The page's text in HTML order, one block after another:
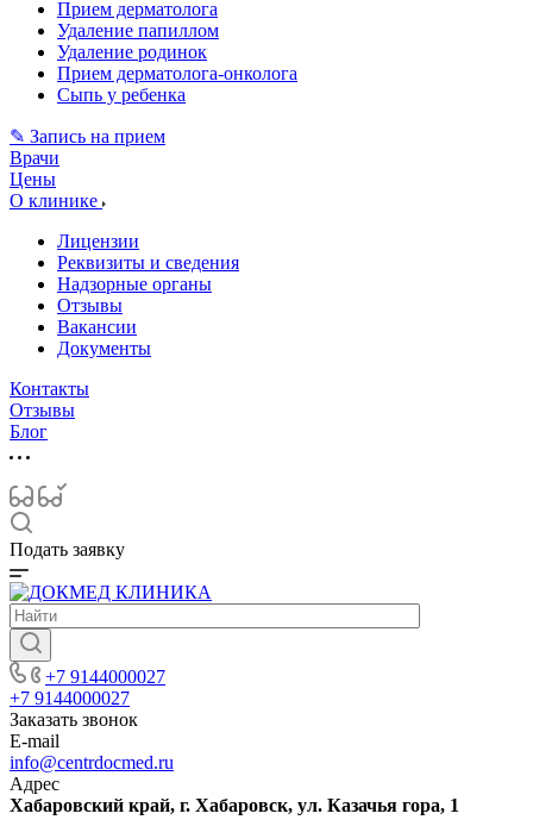
Прием дерматолога
Удаление папиллом
Удаление родинок
Прием дерматолога-онколога
Сыпь у ребенка
✎ Запись на прием
Врачи
Цены
О клинике
Лицензии
Реквизиты и сведения
Надзорные органы
Отзывы
Вакансии
Документы
Контакты
Отзывы
Блог
Подать заявку
+7 9144000027
+7 9144000027
Заказать звонок
E-mail
info@centrdocmed.ru
Адрес
Хабаровский край, г. Хабаровск, ул. Казачья гора, 1